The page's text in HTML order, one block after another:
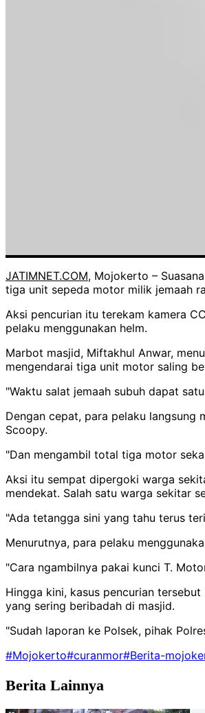
JATIMNET.COM, Mojokerto –
tiga unit sepeda motor milik jemaah
Aksi pencurian itu terekam kamera
pelaku menggunakan helm.
Marbot masjid, Miftakhul Anwar,
mengendarai tiga unit motor saling
"Waktu salat jemaah subuh dapat
Dengan cepat, para pelaku langsung
Scoopy.
"Dan mengambil total tiga motor
Aksi itu sempat dipergoki warga
mendekat. Salah satu warga sekitar
"Ada tetangga sini yang tahu terus
Menurutnya, para pelaku
"Cara ngambilnya pakai kunci T.
Hingga kini, kasus pencurian
yang sering beribadah di masjid.
"Sudah laporan ke Polsek, pihak
#Mojokerto#curanmor#Berita-
Berita Lainnya